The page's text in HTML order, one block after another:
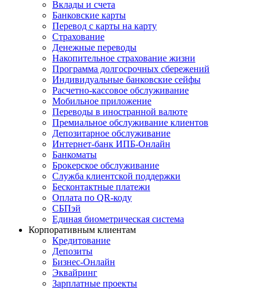
Вклады и счета
Банковские карты
Перевод с карты на карту
Страхование
Денежные переводы
Накопительное страхование жизни
Программа долгосрочных сбережений
Индивидуальные банковские сейфы
Расчетно-кассовое обслуживание
Мобильное приложение
Переводы в иностранной валюте
Премиальное обслуживание клиентов
Депозитарное обслуживание
Интернет-банк ИПБ-Онлайн
Банкоматы
Брокерское обслуживание
Служба клиентской поддержки
Бесконтактные платежи
Оплата по QR-коду
СБПэй
Единая биометрическая система
Корпоративным клиентам
Кредитование
Депозиты
Бизнес-Онлайн
Эквайринг
Зарплатные проекты